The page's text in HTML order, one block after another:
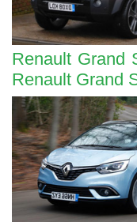
Renault Grand
Renault Grand